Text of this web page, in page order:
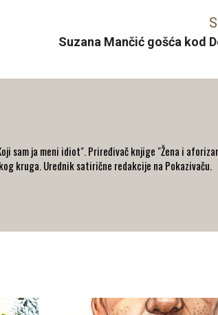
Suzana Mančić gošća kod
sam ja meni idiot". Priređivač knjige "Žena i
kruga. Urednik satirične redakcije na Pokazivaču.